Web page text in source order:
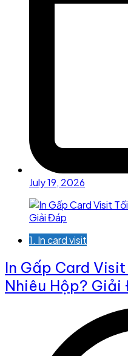
July 19, 2026
1. In card visit
In Gấp Card
Nhiêu Hộp? Giải